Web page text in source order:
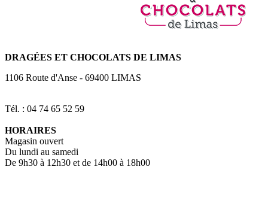
DRAGÉES ET CHOCOLATS DE LIMAS
1106 Route d'Anse - 69400 LIMAS
Tél. : 04 74 65 52 59
HORAIRES
Magasin ouvert
Du lundi au samedi
De 9h30 à 12h30 et de 14h00 à 18h00